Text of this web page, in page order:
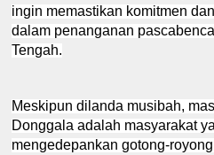
ingin memastikan komitmen
dalam penanganan
Tengah.
Meskipun dilanda musibah,
Donggala adalah masyarakat
mengedepankan gotong-